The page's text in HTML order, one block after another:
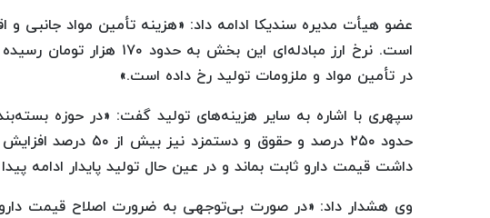
عضو هیأت مدیره سندیکا ادامه داد: «هزینه تأمین مواد جانبی و
در تأمین مواد و ملزومات تولید رخ داده است.»
حدود ۲۵۰ درصد و حقوق
داشت قیمت دارو ثابت بماند و در عین حال تولید پایدار ادامه
وی هشدار داد: «در صورت بی‌توجهی به ضرورت اصلاح قیمت